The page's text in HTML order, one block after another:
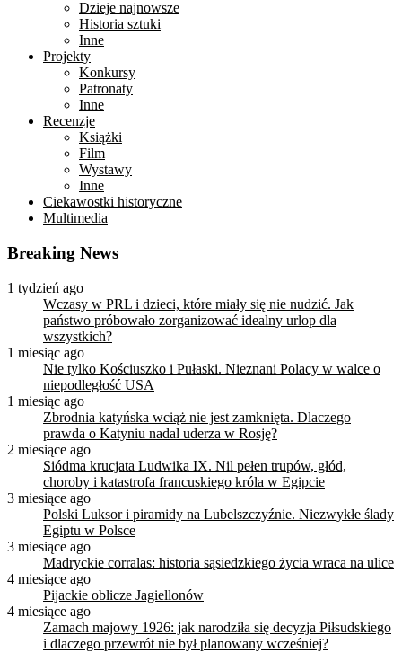
Dzieje najnowsze
Historia sztuki
Inne
Projekty
Konkursy
Patronaty
Inne
Recenzje
Książki
Film
Wystawy
Inne
Ciekawostki historyczne
Multimedia
Breaking News
1 tydzień ago
Wczasy w PRL i dzieci, które miały się nie nudzić. Jak
państwo próbowało zorganizować idealny urlop dla
wszystkich?
1 miesiąc ago
Nie tylko Kościuszko i Pułaski. Nieznani Polacy w walce o
niepodległość USA
1 miesiąc ago
Zbrodnia katyńska wciąż nie jest zamknięta. Dlaczego
prawda o Katyniu nadal uderza w Rosję?
2 miesiące ago
Siódma krucjata Ludwika IX. Nil pełen trupów, głód,
choroby i katastrofa francuskiego króla w Egipcie
3 miesiące ago
Polski Luksor i piramidy na Lubelszczyźnie. Niezwykłe ślady
Egiptu w Polsce
3 miesiące ago
Madryckie corralas: historia sąsiedzkiego życia wraca na ulice
4 miesiące ago
Pijackie oblicze Jagiellonów
4 miesiące ago
Zamach majowy 1926: jak narodziła się decyzja Piłsudskiego
i dlaczego przewrót nie był planowany wcześniej?